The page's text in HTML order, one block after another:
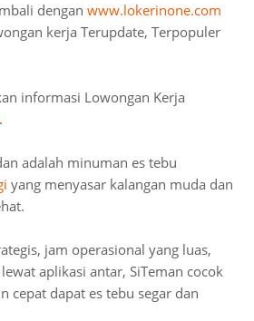
dengan www.lokerinone.com
kerja Terupdate, Terpopuler
informasi Lowongan Kerja
.
adalah minuman es tebu
yang menyasar kalangan muda dan
jam operasional yang luas,
aplikasi antar, SiTeman cocok
cepat dapat es tebu segar dan